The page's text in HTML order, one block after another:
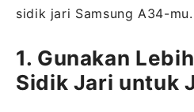
sidik jari Samsung A34-mu.
1. Gunakan
Sidik Jari untuk